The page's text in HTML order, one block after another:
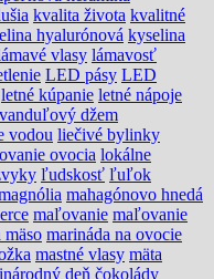
kvalita života kvalitné
hyalurónová kyselina
vlasy lámavosť
LED pásy LED
letné kúpanie letné nápoje
džem
vodou liečivé bylinky
ovocia lokálne
ľudskosť ľuľok
mahagónovo hnedá
maľovanie maľovanie
mäso marináda na ovocie
mastné vlasy mäta
deň čokolády